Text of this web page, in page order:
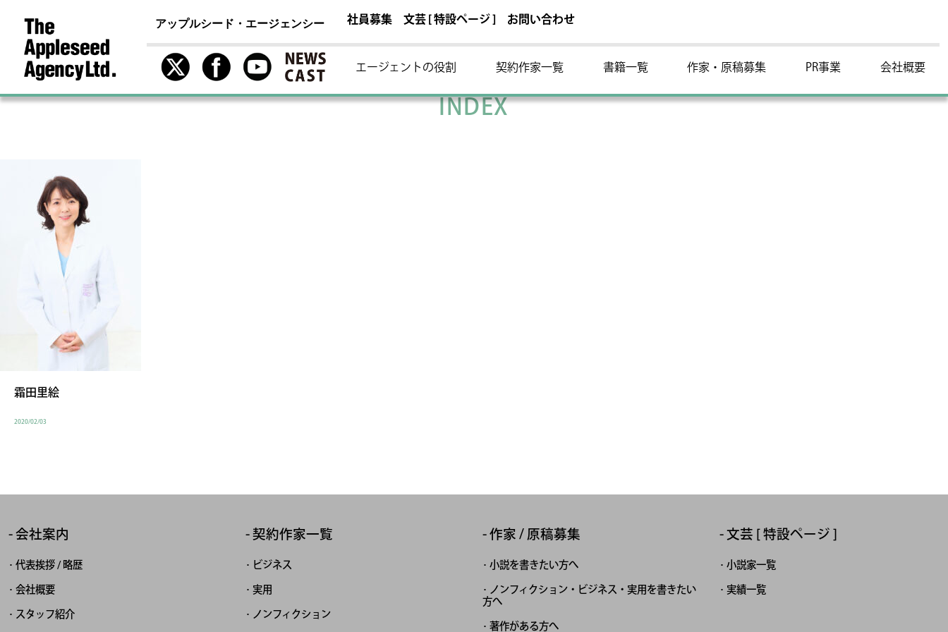
アップルシード・エージェンシー 社員募集 文芸 [ 特設ページ ] お問い合わせ
エージェントの役割 契約作家一覧 書籍一覧 作家・原稿募集 PR事業 会社概要
INDEX
霜田里絵
2020/02/03
会社案内
代表挨拶 / 略歴
会社概要
スタッフ紹介
契約作家一覧
ビジネス
実用
ノンフィクション
作家 / 原稿募集
小説を書きたい方へ
ノンフィクション・ビジネス・実用を書きたい
方へ
著作がある方へ
文芸 [ 特設ページ ]
小説家一覧
実績一覧